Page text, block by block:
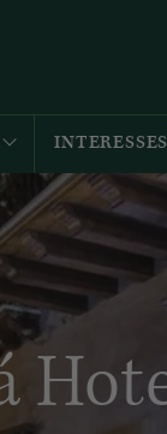
INTERESSES